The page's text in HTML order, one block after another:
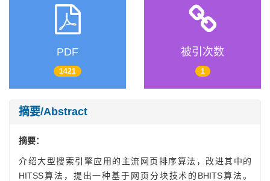
PDF
1421
被引次数
1
摘要/Abstract
摘要：
介绍大型搜索引擎应用的主流网页排序算法，改进其中的
HITSS算法，提出一种基于网页分块技术的BHITS算法。